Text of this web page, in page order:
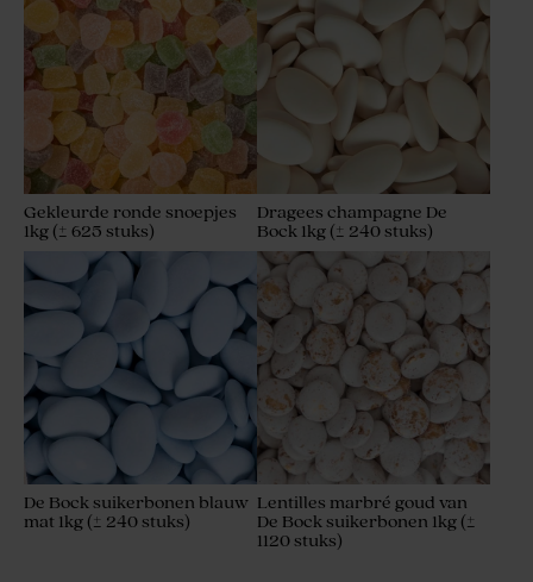
Gekleurde ronde snoepjes
1kg (± 625 stuks)
Dragees champagne De
Bock 1kg (± 240 stuks)
De Bock suikerbonen blauw
mat 1kg (± 240 stuks)
Lentilles marbré goud van
De Bock suikerbonen 1kg (±
1120 stuks)